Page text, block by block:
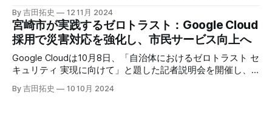
は、類似した質問への応答を再利用し、効率的な処理を可能
にすると説明した。さらに、コンプトンは、エッジコンピュ
ーティングの利点を活かしたパーソナライズや、エッジにお
けるGPUの経済性、セキュリティへの取り組みなど、Fastly
のAI戦略について語った。
By 吉田拓史 12 11月 2024
宮崎市が実践するゼロトラスト：Google Cloud
採用で災害対応を強化し、市民サービス向上へ
Google Cloudは10月8日、「自治体におけるゼロトラスト セ
キュリティ 実現に向けて」と題した記者説明会を開催し、
グラムを発表した。宮崎市の事例では、Google Workspace
By 吉田拓史 10 10月 2024